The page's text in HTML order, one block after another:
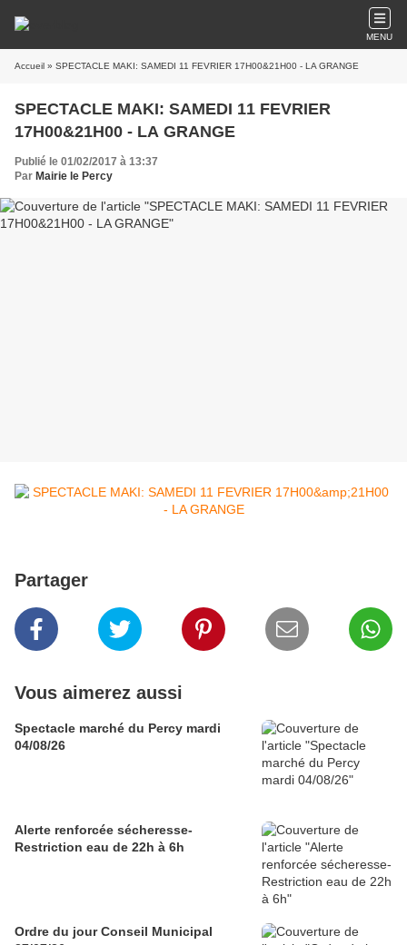
MENU
Accueil » SPECTACLE MAKI: SAMEDI 11 FEVRIER 17H00&21H00 - LA GRANGE
SPECTACLE MAKI: SAMEDI 11 FEVRIER
17H00&21H00 - LA GRANGE
Publié le 01/02/2017 à 13:37
Par Mairie le Percy
Partager
Vous aimerez aussi
Spectacle marché du Percy mardi
04/08/26
Alerte renforcée sécheresse-
Restriction eau de 22h à 6h
Ordre du jour Conseil Municipal